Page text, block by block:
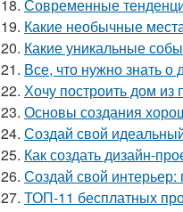
18. Современные
19. Какие необычные
20. Какие уникальные
21. Все, что нужно знать
22. Хочу построить дом
23. Основы создания
24. Создай свой
25. Как создать дизайн-
26. Создай свой
27. ТОП-11 бесплатных